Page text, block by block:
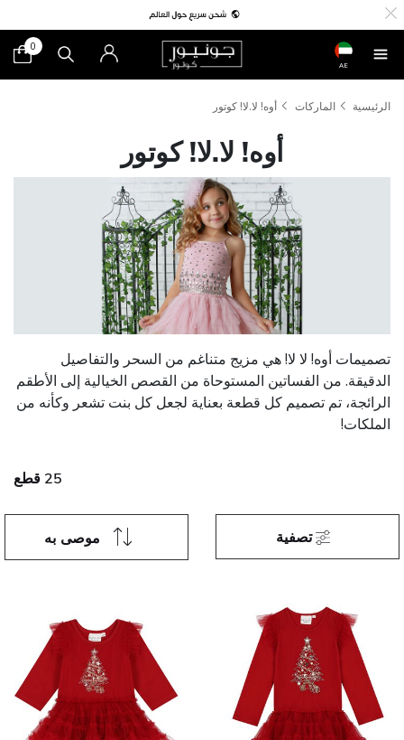
AE
0
الرئيسية الماركات أوه! لا.لا! كوتور
أوه! لا.لا! كوتور
تصميمات أوه! لا لا! هي مزيج متناغم من السحر والتفاصيل
الدقيقة. من الفساتين المستوحاة من القصص الخيالية إلى الأطقم
الرائجة، تم تصميم كل قطعة بعناية لجعل كل بنت تشعر وكأنه من
الملكات!
25 قطع
موصى به تصفية